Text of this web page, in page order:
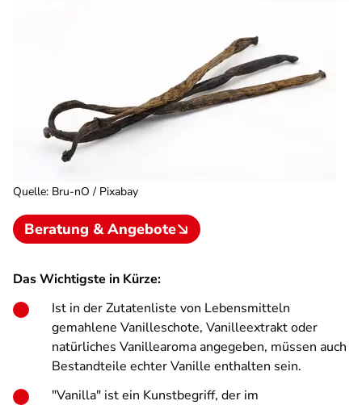
Quelle: Bru-nO / Pixabay
Beratung & Angebote
Das Wichtigste in Kürze:
Ist in der Zutatenliste von Lebensmitteln
gemahlene Vanilleschote, Vanilleextrakt oder
natürliches Vanillearoma angegeben, müssen auch
Bestandteile echter Vanille enthalten sein.
"Vanilla" ist ein Kunstbegriff, der im